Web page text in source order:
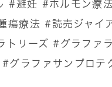
#避妊 #ホルモン療
瘍療法 #読売ジャイ
トリーズ #グラファ
#グラファサンプロテ